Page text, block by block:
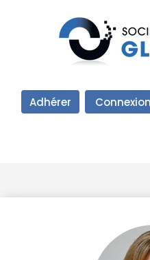
Adhérer Connexion